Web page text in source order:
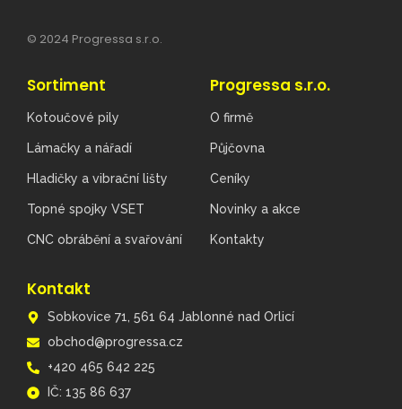
© 2024 Progressa s.r.o.
Sortiment
Kotoučové pily
Lámačky a nářadí
Hladičky a vibrační lišty
Topné spojky VSET
CNC obrábění a svařování
Progressa s.r.o.
O firmě
Půjčovna
Ceníky
Novinky a akce
Kontakty
Kontakt
Sobkovice 71, 561 64 Jablonné nad Orlicí
obchod@progressa.cz
+420 465 642 225
IČ: 135 86 637